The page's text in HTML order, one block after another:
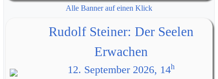
Alle Banner auf einen Klick
Rudolf Steiner: Der Seelen
Erwachen
12. September 2026, 14h